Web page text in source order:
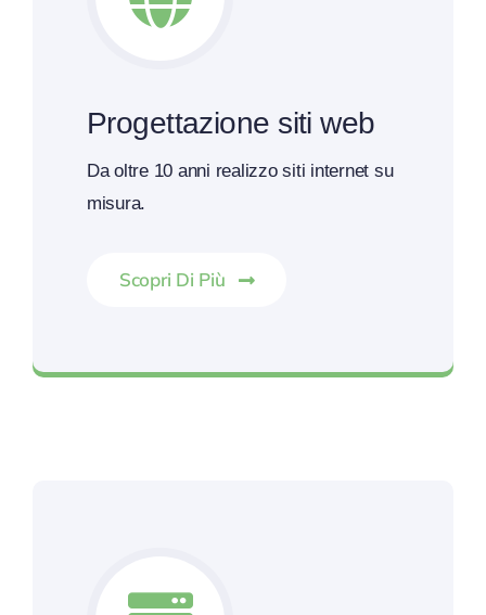
Progettazione siti web
Da oltre 10 anni realizzo siti internet su
misura.
Scopri Di Più